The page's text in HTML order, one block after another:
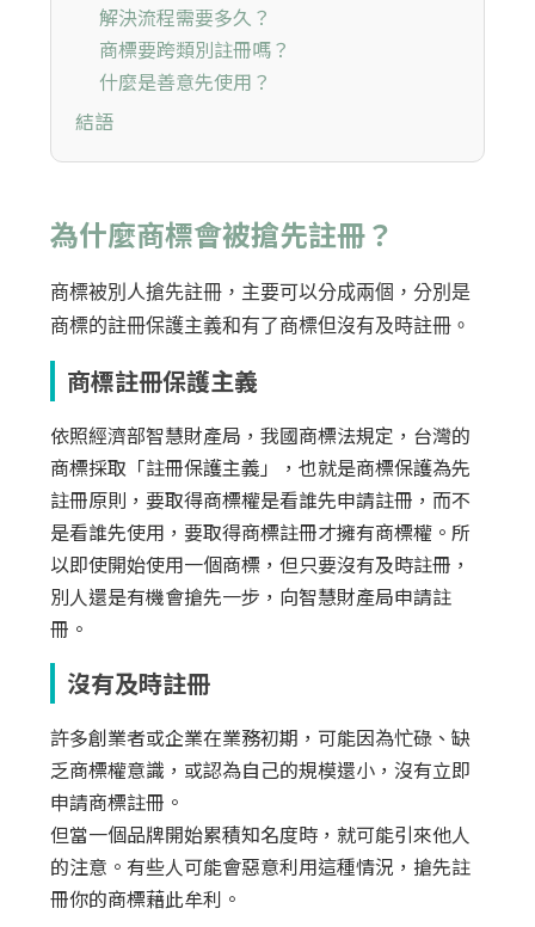
解決流程需要多久？
商標要跨類別註冊嗎？
什麼是善意先使用？
結語
為什麼商標會被搶先註冊？
商標被別人搶先註冊，主要可以分成兩個，分別是
商標的註冊保護主義和有了商標但沒有及時註冊。
商標註冊保護主義
依照經濟部智慧財產局，我國商標法規定，台灣的
商標採取「註冊保護主義」，也就是商標保護為先
註冊原則，要取得商標權是看誰先申請註冊，而不
是看誰先使用，要取得商標註冊才擁有商標權。所
以即使開始使用一個商標，但只要沒有及時註冊，
別人還是有機會搶先一步，向智慧財產局申請註
冊。
沒有及時註冊
許多創業者或企業在業務初期，可能因為忙碌、缺
乏商標權意識，或認為自己的規模還小，沒有立即
申請商標註冊。
但當一個品牌開始累積知名度時，就可能引來他人
的注意。有些人可能會惡意利用這種情況，搶先註
冊你的商標藉此牟利。